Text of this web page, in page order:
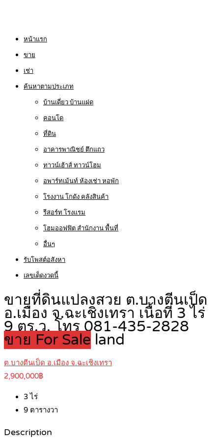
หน้าแรก
ขาย
เช่า
ค้นหาตามประเภท
บ้านเดี่ยว บ้านแฝด
คอนโด
ที่ดิน
อาคารพาณิชย์ ตึกแถว
ทาวน์เฮ้าส์ ทาวน์โฮม
อพาร์ทเม้นท์ ห้องเช่า หอพัก
โรงงาน โกดัง คลังสินค้า
รีสอร์ท โรงแรม
โฮมออฟฟิต สำนักงาน พื้นที่
อื่นๆ
รับโพสต์อสังหา
เลขเด็ดงวดนี้
ขายที่ดินแปลงสวย ต.บางตีนเป็ด
อ.เมือง จ.ฉะเชิงเทรา เนื้อที่ 3 ไร่
9 ตร.ว. โทร 081-435-2828
ขาย For Sale land
ต.บางตีนเป็ด อ.เมือง จ.ฉะเชิงเทรา
2,900,000฿
3ไร่
9 ตารางวา
Description